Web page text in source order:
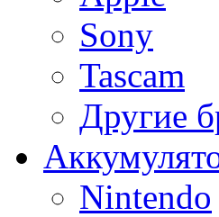
Sony
Tascam
Другие
Nintendo